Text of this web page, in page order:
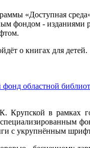
«Доступная
фондом -
о книгах для детей.
областной
Крупской в рамках
специализированным
с укрупнённым